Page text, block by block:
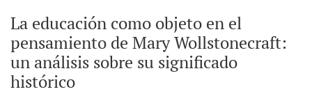
La educación como objeto en el
pensamiento de Mary Wollstonecraft:
un análisis sobre su significado
histórico